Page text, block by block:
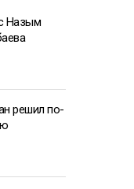
Назым
решил по-